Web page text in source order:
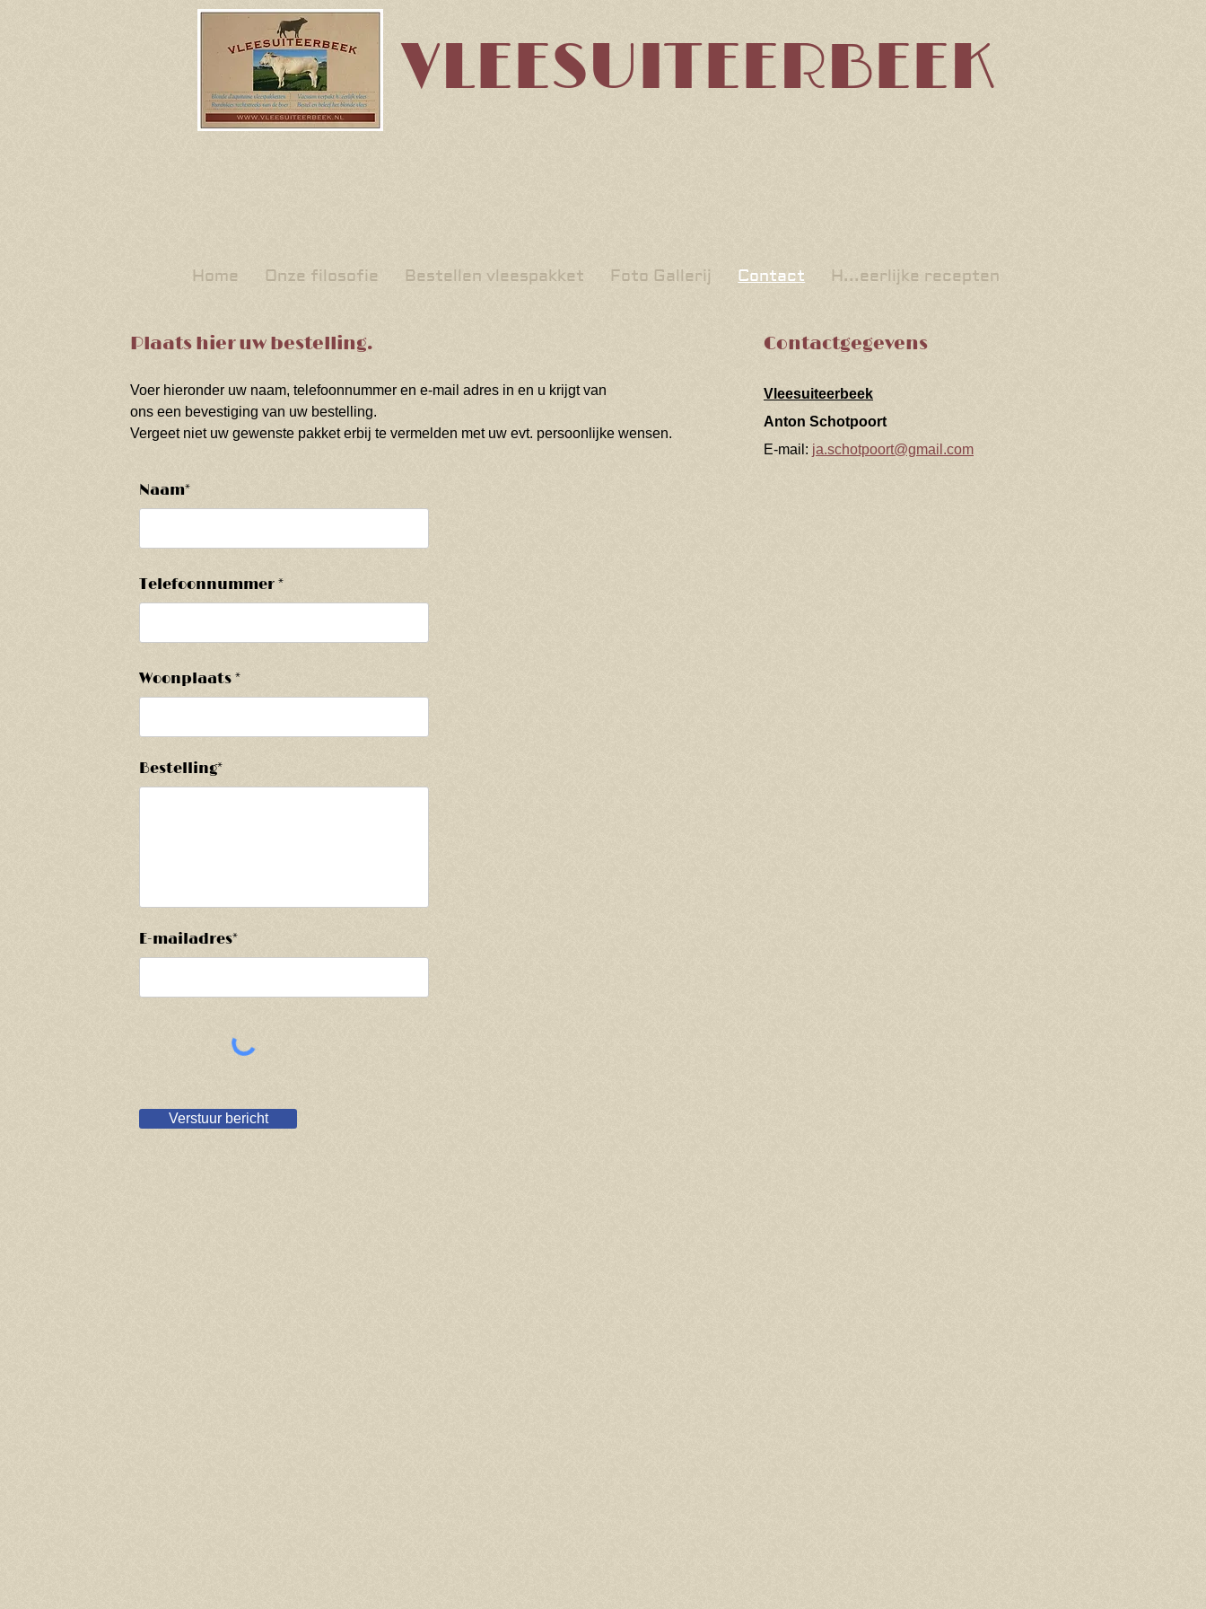
VLEESUITEERBEEK
Home Onze filosofie Bestellen vleespakket Foto Gallerij Contact H...eerlijke recepten
Plaats hier uw bestelling.
Voer hieronder uw naam, telefoonnummer en e-mail adres in en u krijgt van
ons een bevestiging van uw bestelling.
Vergeet niet uw gewenste pakket erbij te vermelden met uw evt. persoonlijke wensen.
Naam*
Telefoonnummer *
Woonplaats *
Bestelling*
E-mailadres*
Verstuur bericht
Contactgegevens
Vleesuiteerbeek
Anton Schotpoort
E-mail: ja.schotpoort@gmail.com